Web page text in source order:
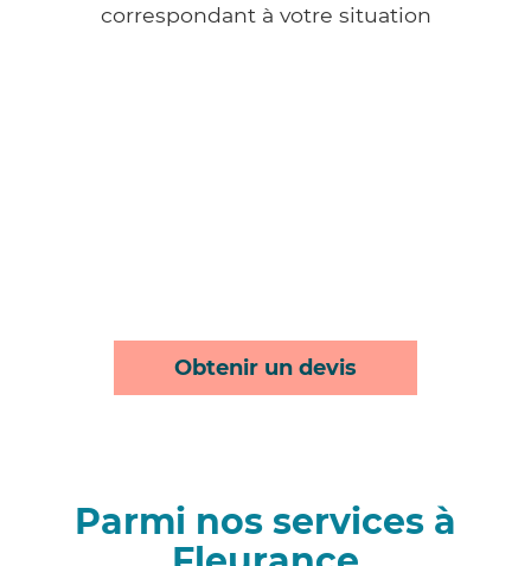
correspondant à votre situation
Obtenir un devis
Parmi nos services à